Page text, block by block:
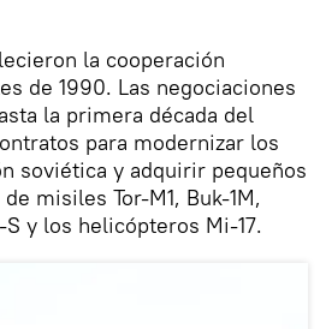
la cooperación
de 1990. Las negociaciones
la primera década del
para modernizar los
soviética y adquirir pequeños
misiles Tor-M1, Buk-1M,
y los helicópteros Mi-17.